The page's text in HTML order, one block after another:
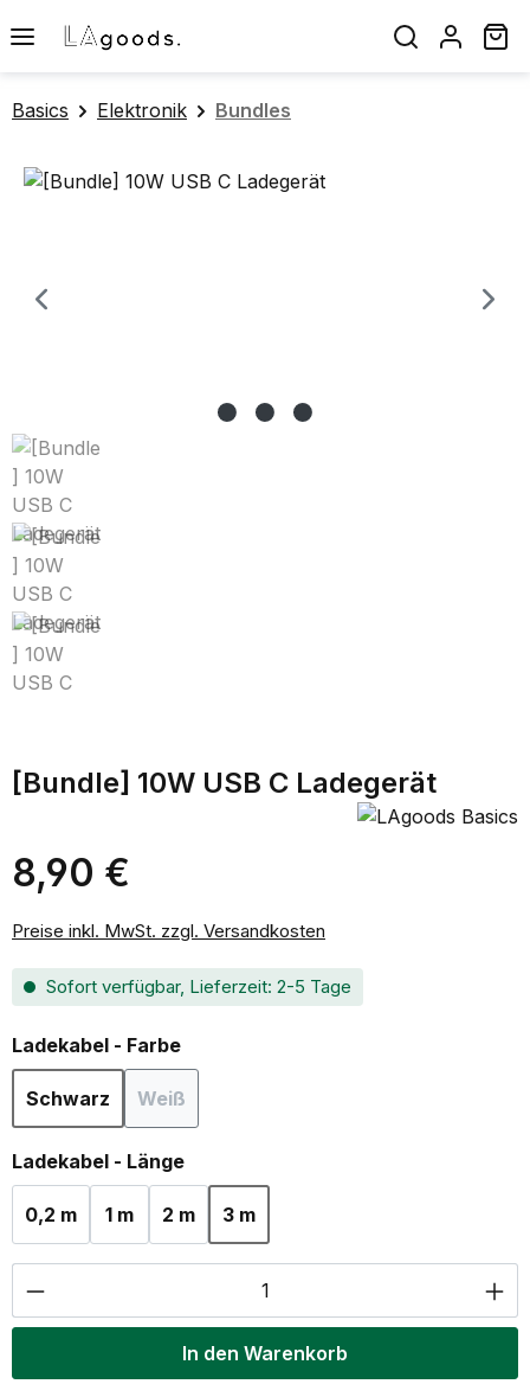
Zum Hauptinhalt springen
Basics Elektronik Bundles
Bildergalerie überspringen
[Bundle] 10W USB C Ladegerät
Regulärer Preis:
8,90 €
Preise inkl. MwSt. zzgl. Versandkosten
Sofort verfügbar, Lieferzeit: 2-5 Tage
Ladekabel - Farbeauswählen
Schwarz Weiß
(Diese Option ist zurzeit nicht verfügbar.)
Ladekabel - Längeauswählen
0,2 m 1 m 2 m 3 m
Produkt Anzahl: Gib den gewünschten
In den Warenkorb